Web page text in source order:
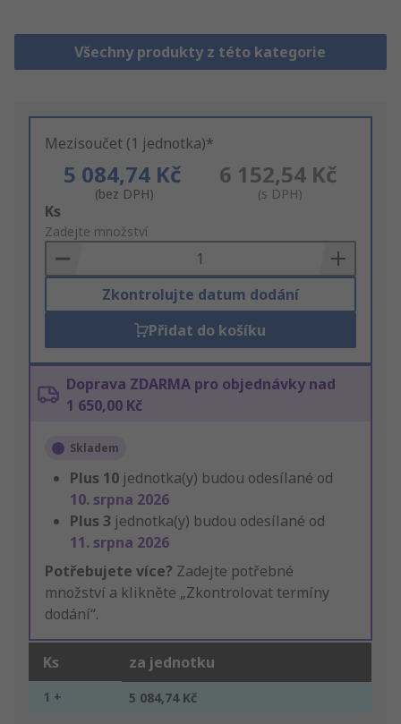
Všechny produkty z této kategorie
Mezisoučet (1 jednotka)*
5 084,74 Kč
(bez DPH)
6 152,54 Kč
(s DPH)
Add
to
Basket
Ks
Zadejte množství
Zkontrolujte datum dodání
Přidat do košíku
Doprava ZDARMA pro objednávky nad
1 650,00 Kč
Skladem
Plus 10 jednotka(y) budou odesílané od
10. srpna 2026
Plus 3 jednotka(y) budou odesílané od
11. srpna 2026
Potřebujete více? Zadejte potřebné
množství a klikněte „Zkontrolovat termíny
dodání“.
Ks za jednotku
1 + 5 084,74 Kč